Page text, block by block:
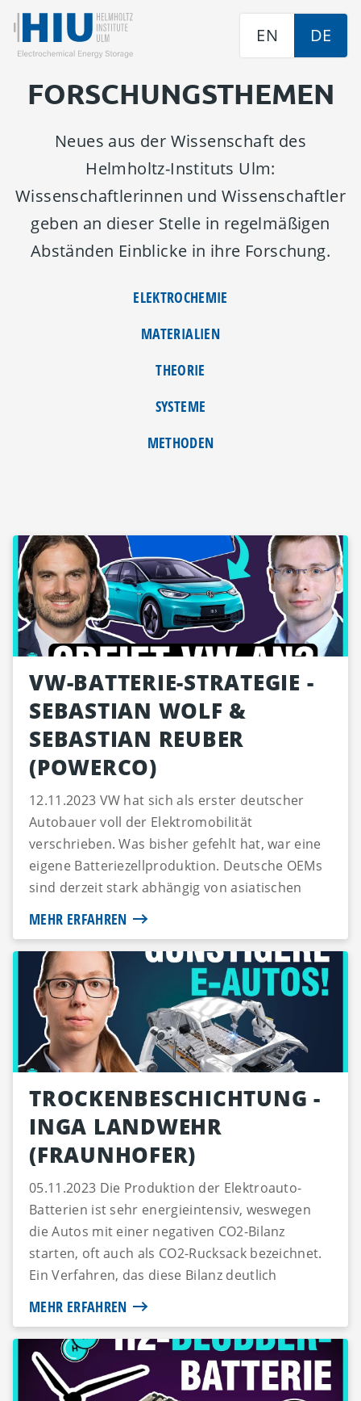
EN DE
FOR­SCHUNGS­THE­MEN
Neues aus der Wissenschaft des
Helmholtz-Instituts Ulm:
Wissenschaftlerinnen und Wissenschaftler
geben an dieser Stelle in regelmäßigen
Abständen Einblicke in ihre Forschung.
ELEKTROCHEMIE
MATERIALIEN
THEORIE
SYSTEME
METHODEN
VW-BATTERIE-STRATEGIE -
SEBASTIAN WOLF &
SEBASTIAN REUBER
(POWERCO)
12.11.2023 VW hat sich als erster deutscher
Autobauer voll der Elektromobilität
verschrieben. Was bisher gefehlt hat, war eine
eigene Batteriezellproduktion. Deutsche OEMs
sind derzeit stark abhängig von asiatischen
MEHR ERFAHREN
TROCKENBESCHICHTUNG -
INGA LANDWEHR
(FRAUNHOFER)
05.11.2023 Die Produktion der Elektroauto-
Batterien ist sehr energieintensiv, weswegen
die Autos mit einer negativen CO2-Bilanz
starten, oft auch als CO2-Rucksack bezeichnet.
Ein Verfahren, das diese Bilanz deutlich
MEHR ERFAHREN